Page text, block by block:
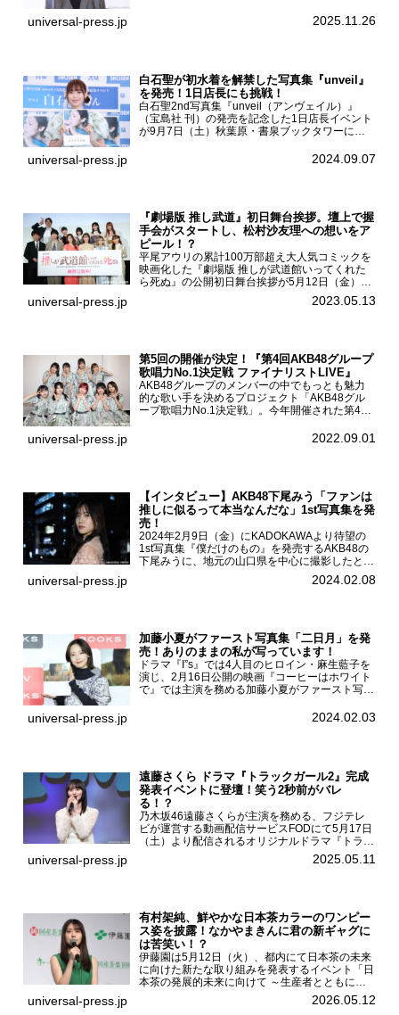
あなたです』(読売テレビ)に出演するなど女優と
universal-press.jp 2025.11.26
白石聖が初水着を解禁した写真集『unveil』
を発売！1日店長にも挑戦！
白石聖2nd写真集『unveil（アンヴェイル）』
（宝島社 刊）の発売を記念した1日店長イベント
が9月7日（土）秋葉原・書泉ブックタワーにて
を記念し1日店長イベントを開催した本写真集は
universal-press.jp 2024.09.07
『劇場版 推し武道』初日舞台挨拶。壇上で握
手会がスタートし、松村沙友理への想いをア
ピール！？
平尾アウリの累計100万部超え大人気コミックを
映画化した『劇場版 推しが武道館いってくれた
ら死ぬ』の公開初日舞台挨拶が5月12日（金）新
宿バルト9で開催され、出演者の松村沙友理、中
村里帆、MOMO(@onefive)、KANO(@onefi...
universal-press.jp 2023.05.13
第5回の開催が決定！『第4回AKB48グループ
歌唱力No.1決定戦 ファイナリストLIVE』
AKB48グループのメンバーの中でもっとも魅力
的な歌い手を決めるプロジェクト「AKB48グル
ープ歌唱力No.1決定戦」。今年開催された第4回
る一夜限りのライブイベント「ファイナリスト
universal-press.jp 2022.09.01
【インタビュー】AKB48下尾みう「ファンは
推しに似るって本当なんだな」1st写真集を発
売！
2024年2月9日（金）にKADOKAWAより待望の
1st写真集『僕だけのもの』を発売するAKB48の
下尾みうに、地元の山口県を中心に撮影したとい
う今回の写真集についてインタビューをお願いし
た。1st写真集『僕だけのもの』を発売する
universal-press.jp 2024.02.08
加藤小夏がファースト写真集「二日月」を発
売！ありのままの私が写っています！
ドラマ『I”s』では4人目のヒロイン・麻生藍子を
演じ、2月16日公開の映画『コーヒーはホワイト
で』では主演を務める加藤小夏がファースト写真
記念イベントをHMV＆BOOKS SHIBUYAで開催
universal-press.jp 2024.02.03
遠藤さくら ドラマ『トラックガール2』完成
発表イベントに登壇！笑う2秒前がバレ
る！？
乃木坂46遠藤さくらが主演を務める、フジテレ
ビが運営する動画配信サービスFODにて5月17日
（土）より配信されるオリジナルドラマ『トラッ
クガール2』の完成発表イベントが５月10日
（土）都内で開催された。FODドラマ『トラック
universal-press.jp 2025.05.11
有村架純、鮮やかな日本茶カラーのワンピー
ス姿を披露！なかやまきんに君の新ギャグに
は苦笑い！？
伊藤園は5月12日（火）、都内にて日本茶の未来
に向けた新たな取り組みを発表するイベント「日
本茶の発展的未来に向けて ～生産者とともに。
日本茶を世界へ～」を開催。イベントには伊藤園
のCMキャラクターを務める有村架純、伊藤園よ
universal-press.jp 2026.05.12